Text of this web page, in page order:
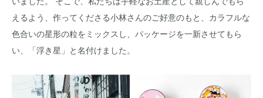
えるよう、作ってくださる小林さんのご好意のもと、カラフルな
色合いの星形の粒をミックスし、パッケージを一新させてもら
い、「浮き星」と名付けました。